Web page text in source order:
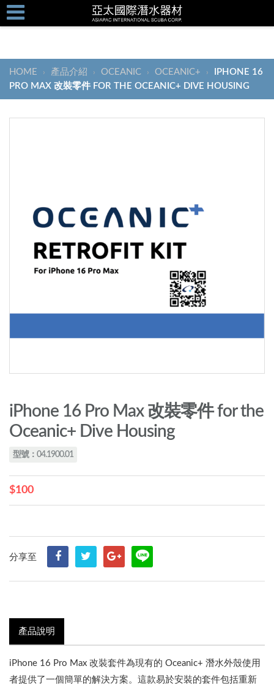
HOME › 產品介紹 › OCEANIC › OCEANIC+ ›
IPHONE 16
PRO MAX 改裝零件 FOR THE OCEANIC+ DIVE HOUSING
iPhone 16 Pro Max 改裝零件 for the
Oceanic+ Dive Housing
型號：04.1900.01
$100
分享至
產品說明
iPhone 16 Pro Max 改裝套件為現有的 Oceanic+ 潛水外殼使用
者提供了一個簡單的解決方案。這款易於安裝的套件包括重新